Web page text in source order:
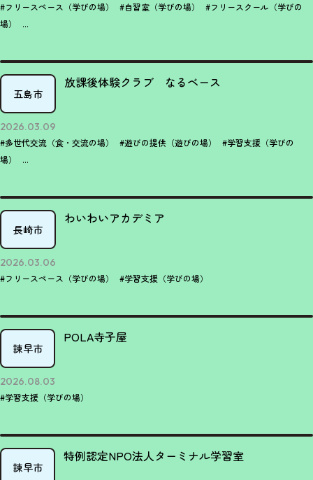
#フリースペース（学びの場） #自習室（学びの場）
#フリースクール（学びの
場）
...
五島市
放課後体験クラブ なるベース
2026.03.09
#多世代交流（食・交流の場） #遊びの提供（遊びの場）
#学習支援（学びの
場）
...
長崎市
わいわいアカデミア
2026.03.06
#フリースペース（学びの場） #学習支援（学びの場）
諫早市
POLA寺子屋
2026.08.03
#学習支援（学びの場）
諫早市
特例認定NPO法人ターミナル学習室